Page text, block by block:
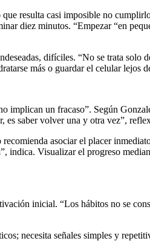
resulta casi imposible no
diez minutos. “Empezar “en
difíciles. “No se trata
más o guardar el celular lejos
implican un fracaso”. Según
es saber volver una y otra vez”,
asociar el placer
Visualizar el progreso
inicial. “Los hábitos no se
necesita señales simples y